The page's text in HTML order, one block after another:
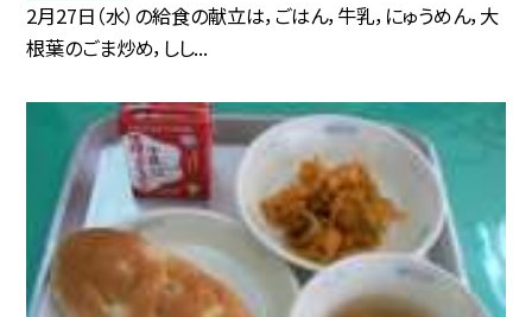
2月27日（水）の給食の献立は，ごはん，牛乳，にゅうめん，大
根葉のごま炒め，しし...